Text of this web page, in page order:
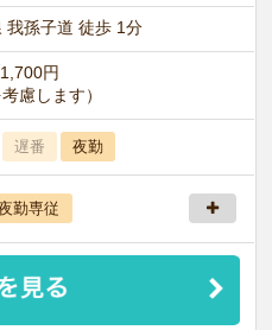
我孫子道 徒歩 1分
円
慮します）
遅番 夜勤
勤専従